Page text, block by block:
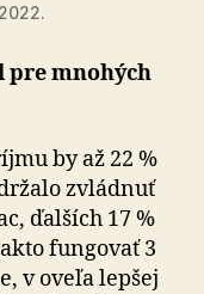
pre mno­hých
by až 22 %
zvládnuť
ďalších 17 %
fun­go­vať 3
v oveľa lepšej